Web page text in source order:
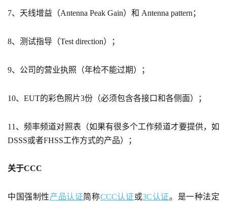
7、天线增益（Antenna Peak Gain）和 Antenna pattern；
8、测试指导（Test direction）；
9、公司的营业执照（年检不能过期）；
10、EUT的彩色照片3份（必须包含各接口和各侧面）；
11、频率频道对照表（如果有很多个工作频道才要提供，如
DSSS或者FHSS工作方式的产品）；
关于CCC
中国强制性产品认证简称CCC认证或3C认证。是一种法定